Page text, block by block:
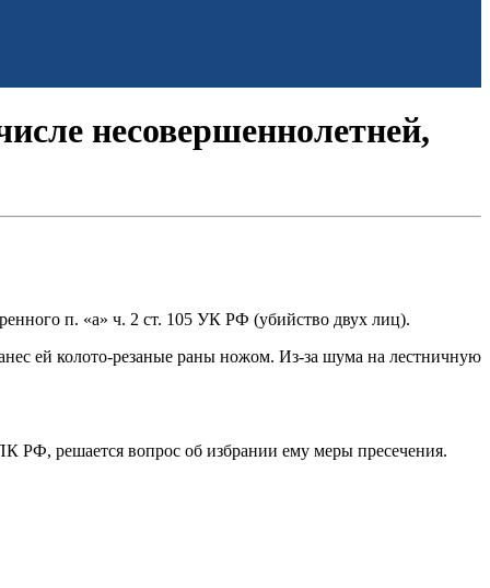
несовершеннолетней,
п. «а» ч. 2 ст. 105 УК РФ (убийство двух лиц).
ей колото-резаные раны ножом. Из-за шума на лестничную
РФ, решается вопрос об избрании ему меры пресечения.